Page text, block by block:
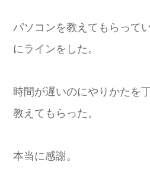
パソコンを教えてもらって
にラインをした。
時間が遅いのにやりかたを
教えてもらった。
本当に感謝。